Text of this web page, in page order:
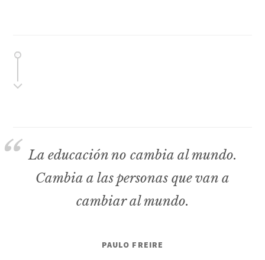
La educación no cambia al mundo.
Cambia a las personas que van a
cambiar al mundo.
PAULO FREIRE